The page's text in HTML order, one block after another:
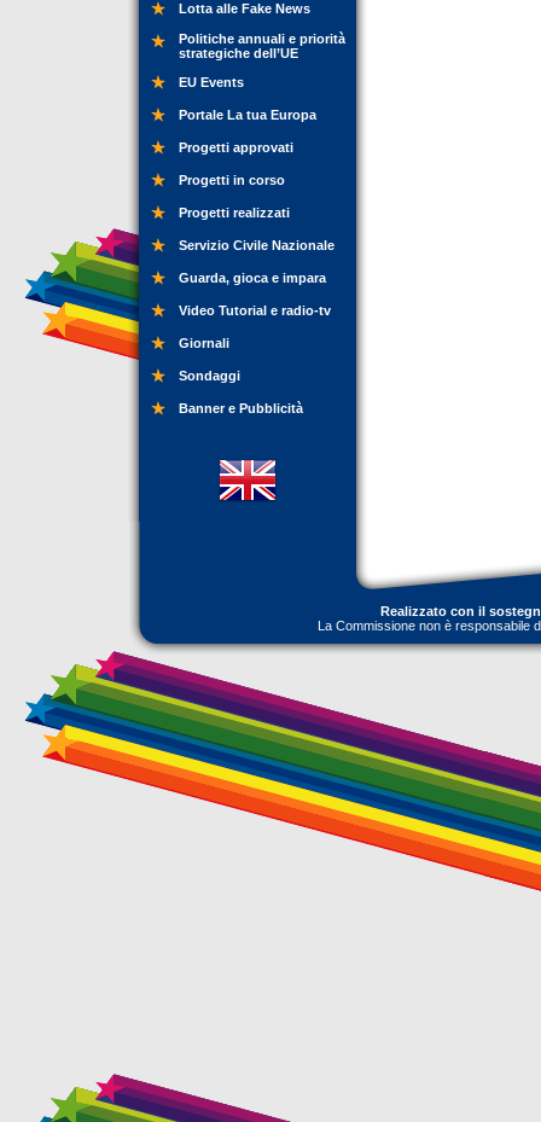
Lotta alle Fake News
Politiche annuali e priorità
strategiche dell’UE
EU Events
Portale La tua Europa
Progetti approvati
Progetti in corso
Progetti realizzati
Servizio Civile Nazionale
Guarda, gioca e impara
Video Tutorial e radio-tv
Giornali
Sondaggi
Banner e Pubblicità
Realizzato con il
La Commissione non è responsabile